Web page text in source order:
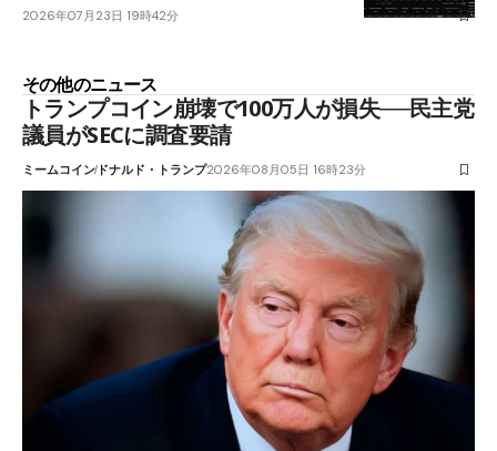
2026年07月23日 19時42分
その他のニュース
トランプコイン崩壊で100万人が損失──民主党
議員がSECに調査要請
ミームコインドナルド・トランプ2026年08月05日 16時23分